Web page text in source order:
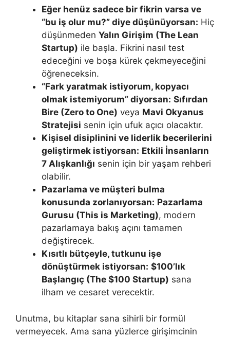
Eğer henüz sadece bir fikrin varsa ve
“bu iş olur mu?” diye düşünüyorsan: Hiç
düşünmeden Yalın Girişim (The Lean
Startup) ile başla. Fikrini nasıl test
edeceğini ve boşa kürek çekmeyeceğini
öğreneceksin.
“Fark yaratmak istiyorum, kopyacı
olmak istemiyorum” diyorsan: Sıfırdan
Bire (Zero to One) veya Mavi Okyanus
Stratejisi senin için ufuk açıcı olacaktır.
Kişisel disiplinini ve liderlik becerilerini
geliştirmek istiyorsan: Etkili İnsanların
7 Alışkanlığı senin için bir yaşam rehberi
olabilir.
Pazarlama ve müşteri bulma
konusunda zorlanıyorsan: Pazarlama
Gurusu (This is Marketing), modern
pazarlamaya bakış açını tamamen
değiştirecek.
Kısıtlı bütçeyle, tutkunu işe
dönüştürmek istiyorsan: $100’lık
Başlangıç (The $100 Startup) sana
ilham ve cesaret verecektir.
Unutma, bu kitaplar sana sihirli bir formül
vermeyecek. Ama sana yüzlerce girişimcinin